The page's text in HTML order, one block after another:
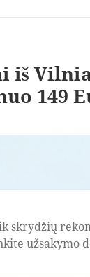
iš
149
skrydžių
užsakymo